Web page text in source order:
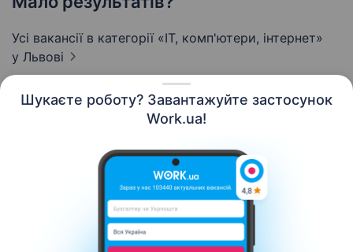
Шукаєте роботу? Завантажуйте застосунок
Work.ua!
Усі вакансії в категорії «IT, комп'ютери, інтернет»
у Львові